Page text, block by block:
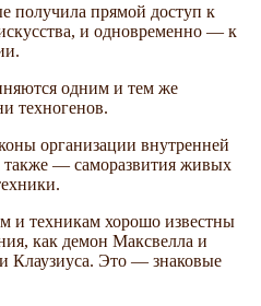
получила прямой доступ к
и одновременно — к
одним и тем же
техногенов.
организации внутренней
также — саморазвития живых
и техникам хорошо известны
как демон Максвелла и
Клаузиуса. Это — знаковые